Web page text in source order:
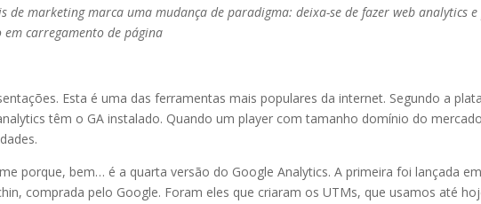
de marketing marca uma mudança de paradigma: deixa-se de fazer web analytics
em carregamento de página
Esta é uma das ferramentas mais populares da internet. Segundo a
têm o GA instalado. Quando um player com tamanho domínio do
porque, bem… é a quarta versão do Google Analytics. A primeira foi lançada
comprada pelo Google. Foram eles que criaram os UTMs, que usamos até